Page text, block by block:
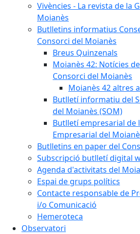
Vivències - La revista de la
Moianès
Butlletins informatius
Consorci del Moianès
Breus Quinzenals
Moianès 42: Notícies
Consorci del Moianès
Moianès 42 altres
Butlletí informatiu del
del Moianès (SOM)
Butlletí empresarial de
Empresarial del
Butlletins en paper del
Subscripció butlletí digital
Agenda d'activitats del
Espai de grups polítics
Contacte responsable de
i/o Comunicació
Hemeroteca
Observatori